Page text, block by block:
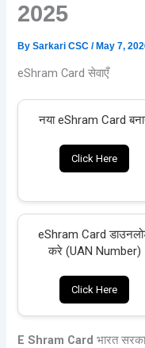
2025
BySarkari CSC/ May 7,
eShram Card सेवाएँ
नया eShram Card
Click Here
eShram Card
करे (UAN Number)
Click Here
E Shram Card भारत